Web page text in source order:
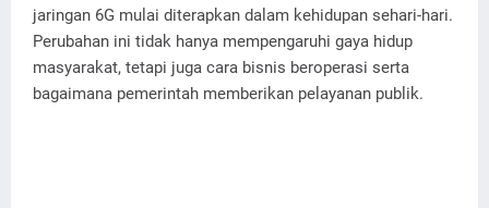
jaringan 6G mulai diterapkan dalam kehidupan sehari-hari.
Perubahan ini tidak hanya mempengaruhi gaya hidup
masyarakat, tetapi juga cara bisnis beroperasi serta
bagaimana pemerintah memberikan pelayanan publik.